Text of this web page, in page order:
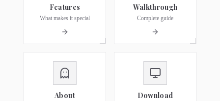
Features
What makes it special
Walkthrough
Complete guide
About Download